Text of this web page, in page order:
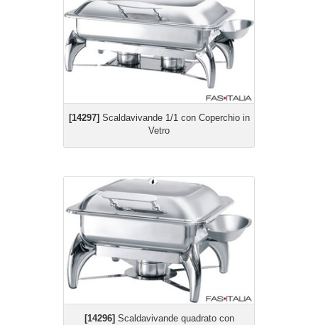
[14297]Scaldavivande 1/1 con Coperchio in
Vetro
[14296] Scaldavivande quadrato con